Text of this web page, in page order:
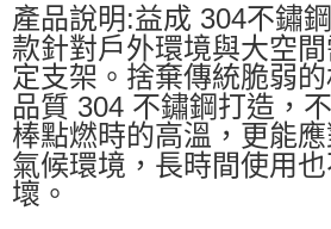
產品說明:益成 304不鏽
款針對戶外環境與大空
定支架。捨棄傳統脆弱
品質 304 不鏽鋼打造，
棒點燃時的高溫，更能
氣候環境，長時間使用
壞。